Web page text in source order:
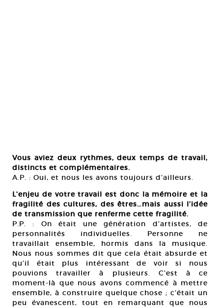
Vous aviez deux rythmes, deux temps de travail,
distincts et complémentaires.
A.P. : Oui, et nous les avons toujours d’ailleurs.
L’enjeu de votre travail est donc la mémoire et la
fragilité des cultures, des êtres…mais aussi l’idée
de transmission que renferme cette fragilité.
P.P. : On était une génération d’artistes, de
personnalités individuelles. Personne ne
travaillait ensemble, hormis dans la musique.
Nous nous sommes dit que cela était absurde et
qu’il était plus intéressant de voir si nous
pouvions travailler à plusieurs. C’est à ce
moment-là que nous avons commencé à mettre
ensemble, à construire quelque chose ; c’était un
peu évanescent, tout en remarquant que nous